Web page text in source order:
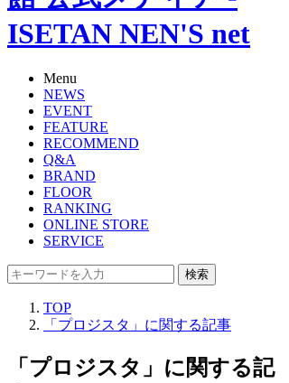
ISETAN NEN'S net
Menu
NEWS
EVENT
FEATURE
RECOMMEND
Q&A
BRAND
FLOOR
RANKING
ONLINE STORE
SERVICE
検索
TOP
「プロジスタ」に関する記事
「プロジスタ」に関する記